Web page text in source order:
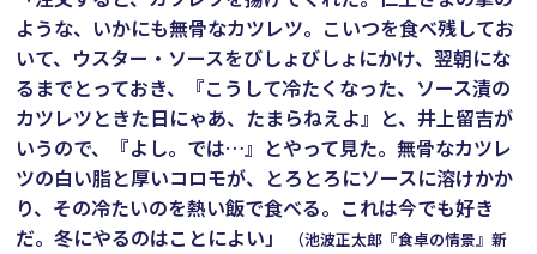
ような、いかにも無骨なカツレツ。こいつを食べ残してお
いて、ウスター・ソースをびしょびしょにかけ、翌朝にな
るまでとっておき、『こうして冷たくなった、ソース漬の
カツレツときた日にゃあ、たまらねえよ』と、井上留吉が
いうので、『よし。では…』とやって見た。無骨なカツレ
ツの白い脂と厚いコロモが、とろとろにソースに溶けかか
り、その冷たいのを熱い飯で食べる。これは今でも好き
だ。冬にやるのはことによい」
（池波正太郎『食卓の情景』新